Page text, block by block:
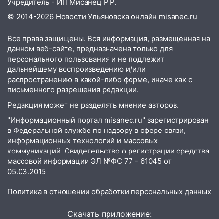
06:00 Четыре года борьбы: ульяновские
юристы помогли женщине засудить УК
за плесень на стенах
05:00 Кому 6 августа звезды сулят
прибыль, а кому — испытания на
прочность
05.08.2026
22:58
Соцсети: на проспекте Тюленева
20:22 Мошенники обманули 92-летнюю
жительницу Ульяновской области
19:14
Житель Ульяновской области
подвез троих незнакомцев на трассе и
Ульяновской области
Учредитель - ИП Мисанец Р.Р.
© 2014-2026 Новости Ульяновска онлайн misanec.ru
Все права защищены. Вся информация, размещенная на
данном веб-сайте, предназначена только для
персонального пользования и не подлежит
дальнейшему воспроизведению и/или
распространению в какой-либо форме, иначе как с
письменного разрешения редакции.
Редакция может не разделять мнение авторов.
"Информационный портал misanec.ru" зарегистрирован
в Федеральной службе по надзору в сфере связи,
информационных технологий и массовых
коммуникаций. Свидетельство о регистрации средства
массовой информации ЭЛ №ФС 77 - 61045 от
05.03.2015
Политика в отношении обработки персональных данных
Скачать приложение: